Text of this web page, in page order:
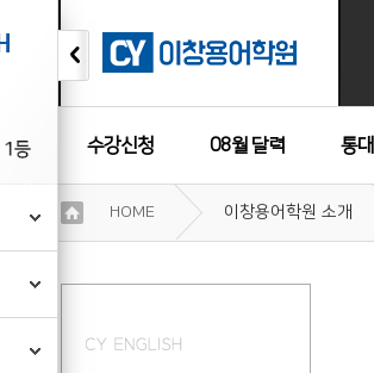
수강신청 08월 달력 통
수강후기
HOME 이창용어학원 소개